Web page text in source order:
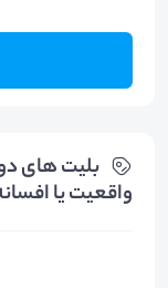
بلیت های
واقعیت یا